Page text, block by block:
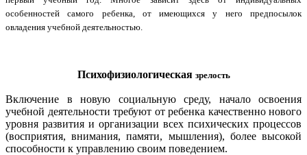
особенностей самого ребенка, от имеющихся у него предпосылок
овладения учебной деятельностью.
Психофизиологическая зрелость
Включение в новую социальную среду, начало освоения
учебной деятельности требуют от ребенка качественно нового
уровня развития и организации всех психических процессов
(восприятия, внимания, памяти, мышления), более высокой
способности к управлению своим поведением.